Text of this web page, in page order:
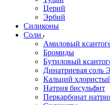
Церий
Эрбий
Силиконы
Соли
Амиловый
Бромиды
Бутиловый
Динатриевая
Кальций
Натрия бисульфит
Перкарбонат